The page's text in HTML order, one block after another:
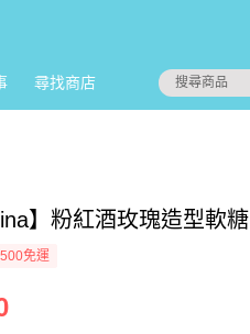
尋找商店
】粉紅酒玫瑰造型軟糖
免運